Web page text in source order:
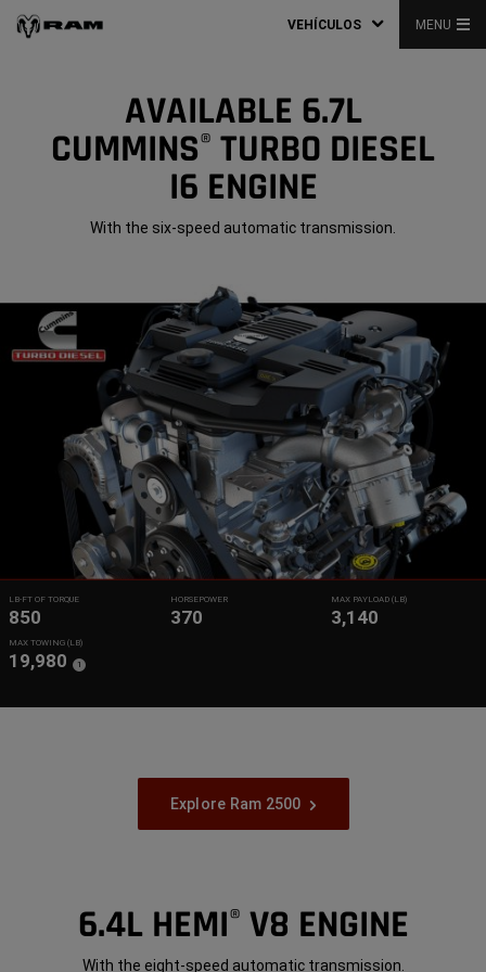
VEHÍCULOS MENU
AVAILABLE 6.7L
CUMMINS® TURBO DIESEL
I6 ENGINE
With the six-speed automatic transmission.
LB-FT OF TORQUE
850
HORSEPOWER
370
MAX PAYLOAD (LB)
3,140
MAX TOWING (LB)
19,980
(
Disclosure
1 )
Explore Ram 2500
6.4L HEMI® V8 ENGINE
With the eight-speed automatic transmission.